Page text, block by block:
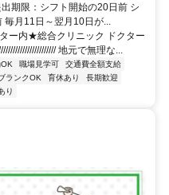
期限：シフト開始の20日前 シ
月11日～翌月10日が...
ー内★総合クリニック ドクター
地元で無理な...
職場見学可
交通費全額支給
ランクOK 育休あり
長期歓迎
り